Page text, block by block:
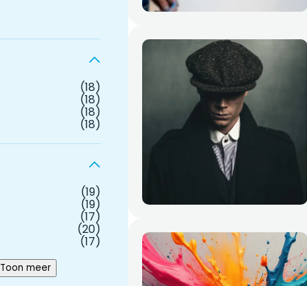
(18)
(18)
(18)
(18)
(19)
(19)
(17)
(20)
(17)
Toon meer